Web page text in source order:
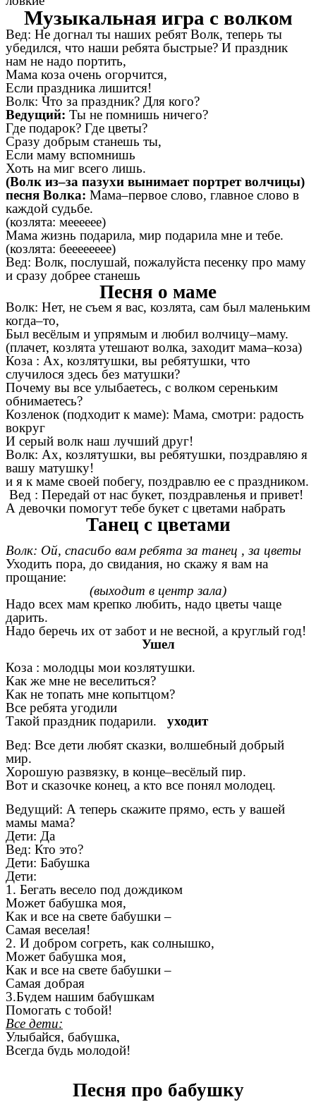
Музыкальная игра с волком
Вед: Не догнал ты наших ребят Волк, теперь ты
убедился, что наши ребята быстрые? И праздник
нам не надо портить,
Мама коза очень огорчится,
Если праздника лишится!
Волк: Что за праздник? Для кого?
Ведущий: Ты не помнишь ничего?
Где подарок? Где цветы?
Сразу добрым станешь ты,
Если маму вспомнишь
Хоть на миг всего лишь.
(Волк из–за пазухи вынимает портрет волчицы)
песня Волка: Мама–первое слово, главное слово в
каждой судьбе.
(козлята: мееееее)
Мама жизнь подарила, мир подарила мне и тебе.
(козлята: бееееееее)
Вед: Волк, послушай, пожалуйста песенку про маму
и сразу добрее станешь
Песня о маме
Волк: Нет, не съем я вас, козлята, сам был маленьким
когда–то,
Был весёлым и упрямым и любил волчицу–маму.
(плачет, козлята утешают волка, заходит мама–коза)
Коза : Ах, козлятушки, вы ребятушки, что
случилося здесь без матушки?
Почему вы все улыбаетесь, с волком сереньким
обнимаетесь?
Козленок (подходит к маме): Мама, смотри: радость
вокруг
И серый волк наш лучший друг!
Волк: Ах, козлятушки, вы ребятушки, поздравляю я
вашу матушку!
и я к маме своей побегу, поздравлю ее с праздником.
Вед : Передай от нас букет, поздравленья и привет!
А девочки помогут тебе букет с цветами набрать
Танец с цветами
Волк: Ой, спасибо вам ребята за танец , за цветы
Уходить пора, до свидания, но скажу я вам на
прощание:
(выходит в центр зала)
Надо всех мам крепко любить, надо цветы чаще
дарить.
Надо беречь их от забот и не весной, а круглый год!
Ушел
Коза : молодцы мои козлятушки.
Как же мне не веселиться?
Как не топать мне копытцом?
Все ребята угодили
Такой праздник подарили. уходит
Вед: Все дети любят сказки, волшебный добрый
мир.
Хорошую развязку, в конце–весёлый пир.
Вот и сказочке конец, а кто все понял молодец.
Ведущий: А теперь скажите прямо, есть у вашей
мамы мама?
Дети: Да
Вед: Кто это?
Дети: Бабушка
Дети:
1. Бегать весело под дождиком
Может бабушка моя,
Как и все на свете бабушки –
Самая веселая!
2. И добром согреть, как солнышко,
Может бабушка моя,
Как и все на свете бабушки –
Самая добрая
3.Будем нашим бабушкам
Помогать с тобой!
Все дети:
Улыбайся, бабушка,
Всегда будь молодой!
Песня про бабушку